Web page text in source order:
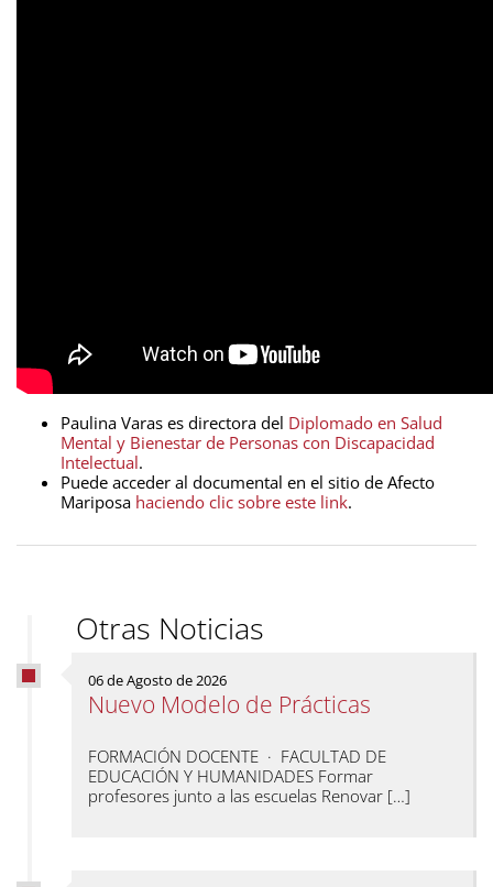
Paulina Varas es directora del Diplomado en Salud
Mental y Bienestar de Personas con Discapacidad
Intelectual.
Puede acceder al documental en el sitio de Afecto
Mariposa haciendo clic sobre este link.
Otras Noticias
06 de Agosto de 2026
Nuevo Modelo de Prácticas
FORMACIÓN DOCENTE · FACULTAD DE
EDUCACIÓN Y HUMANIDADES Formar
profesores junto a las escuelas Renovar […]